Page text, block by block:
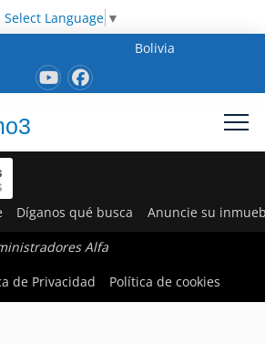
Select Language ▼
Bolivia
Díganos qué busca Anuncie su
Alfa
de Privacidad Política de cookies